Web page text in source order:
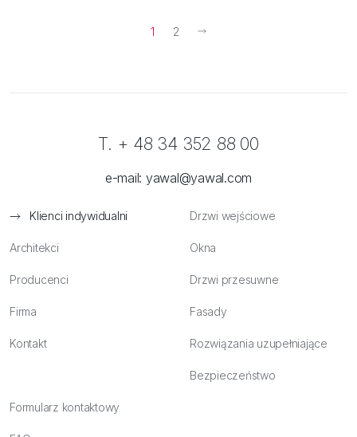
1 2
Klienci indywidualni
Architekci
Producenci
Firma
Kontakt
Drzwi wejściowe
Okna
Drzwi przesuwne
Fasady
Rozwiązania uzupełniające
Bezpieczeństwo
Formularz kontaktowy
T. + 48 34 352 88 00
e-mail: yawal@yawal.com